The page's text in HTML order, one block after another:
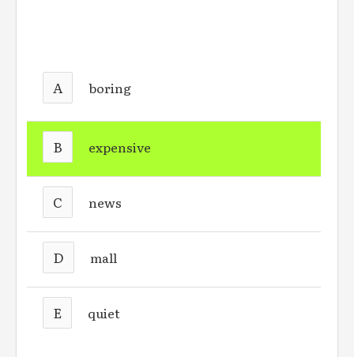
A boring
B expensive
C news
D mall
E quiet